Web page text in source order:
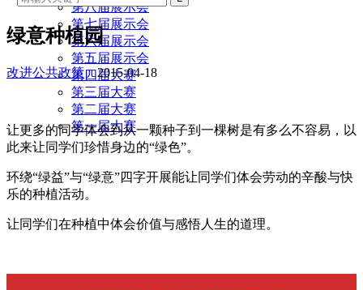
第八届展示会
第七届展示会
第六届展示会
第五届展示会
第四届大赛
第三届大赛
第二届大赛
第一届大赛
绿意种植园
改进公共政策2015-04-18
让更多的同学体会到从一颗种子到一棵树是有多么不容易，以
此来让同学们珍惜身边的“绿色”。
环绕“绿益”与“绿意”四字开展能让同学们体会劳动的辛酸与快
乐的种植活动。
让同学们在种植中体会价值与感悟人生的道理。